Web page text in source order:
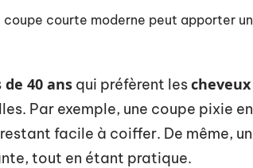
coupe courte moderne peut apporter
40 ans qui préfèrent les
Par exemple, une coupe pixie
facile à coiffer. De même,
tout en étant pratique.